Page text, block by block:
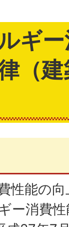
ギ
（
性能の
ー消費